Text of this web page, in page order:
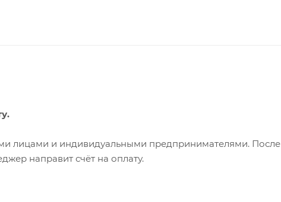
лицами и индивидуальными предпринимателями. После
направит счёт на оплату.